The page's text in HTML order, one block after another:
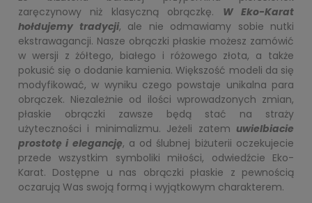
zaręczynowy niż klasyczną obrączkę. W Eko-Karat
hołdujemy tradycji, ale nie odmawiamy sobie nutki
ekstrawagancji. Nasze obrączki płaskie możesz zamówić
w wersji z żółtego, białego i różowego złota, a także
pokusić się o dodanie kamienia. Większość modeli da się
modyfikować, w wyniku czego powstaje unikalna para
obrączek. Niezależnie od ilości wprowadzonych zmian,
płaskie obrączki zawsze będą stać na straży
użyteczności i minimalizmu. Jeżeli zatem uwielbiacie
prostotę i elegancję, a od ślubnej biżuterii oczekujecie
przede wszystkim symboliki miłości, odwiedźcie Eko-
Karat. Dostępne u nas obrączki płaskie z pewnością
oczarują Was swoją formą i wyjątkowym charakterem.